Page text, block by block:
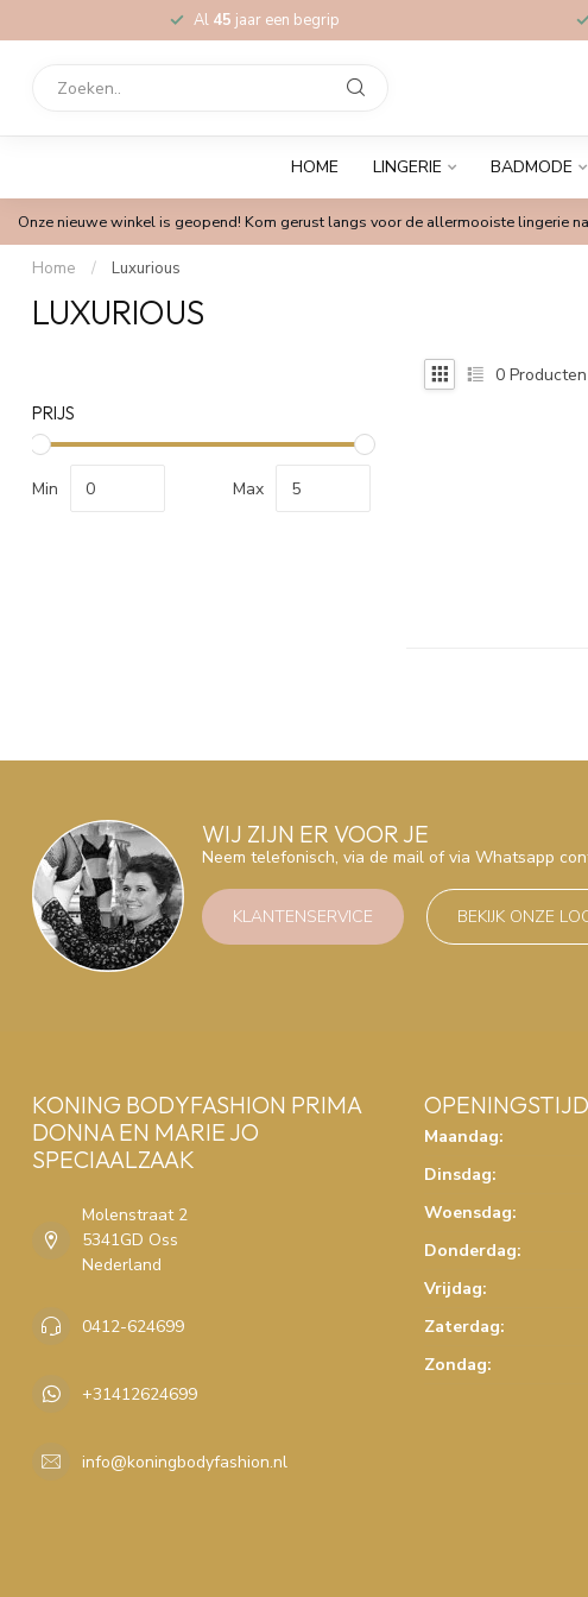
Al 45 jaar een begrip
HOME LINGERIE BADMODE
Onze nieuwe winkel is geopend! Kom gerust langs voor de allermooiste lingerie
Home / Luxurious
LUXURIOUS
PRIJS
Min Max
0 Producten
WIJ ZIJN ER VOOR JE
Neem telefonisch, via de mail of via Whatsapp
KLANTENSERVICE BEKIJK ONZE
KONING BODYFASHION PRIMA
DONNA EN MARIE JO
SPECIAALZAAK
Molenstraat 2
5341GD Oss
Nederland
0412-624699
+31412624699
info@koningbodyfashion.nl
Maandag:
Dinsdag:
Woensdag:
Donderdag:
Vrijdag:
Zaterdag:
Zondag: